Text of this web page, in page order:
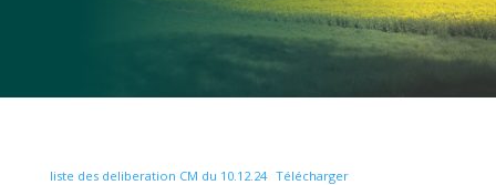
liste des deliberation CM du 10.12.24 Télécharger